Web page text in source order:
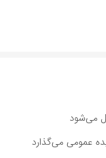
عمومی می‌گذارد